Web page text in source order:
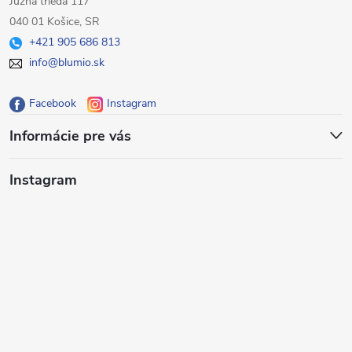
e
p
r
v
k
y
n
i
e
p
ä
t
e
040 01 Košice, SR
+421 905 686 813
info@blumio.sk
Facebook Instagram
Informácie pre vás
Instagram